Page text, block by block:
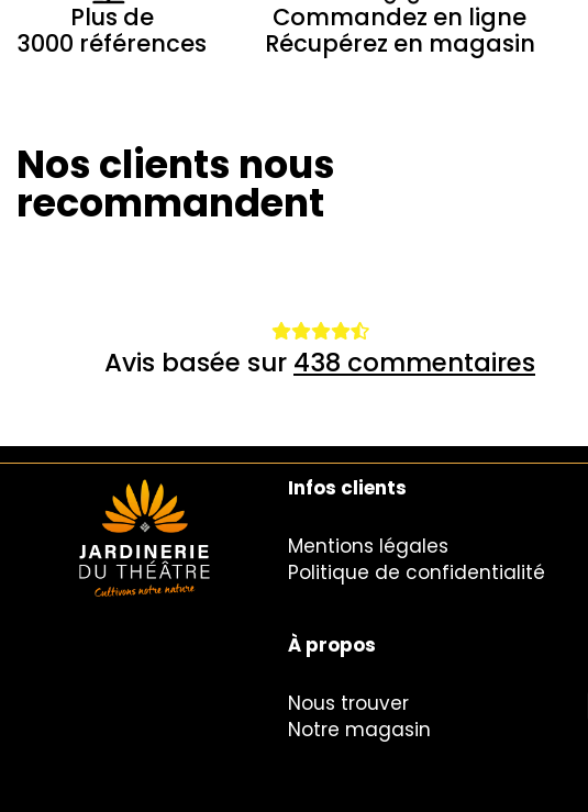
Plus de
3000 références
Commandez en ligne
Récupérez en magasin
Nos clients nous
recommandent
Avis basée sur 438 commentaires
Marilyne Morin
20/08/2024
Infos clients
Mentions légales
Politique de confidentialité
À propos
Nous trouver
Notre magasin